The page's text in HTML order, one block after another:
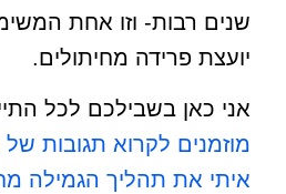
שנים רבות- וזו אחת
יועצת פרידה מחיתולים.
אני כאן בשבילכם לכל
מוזמנים לקרוא תגובות
איתי את תהליך הגמילה